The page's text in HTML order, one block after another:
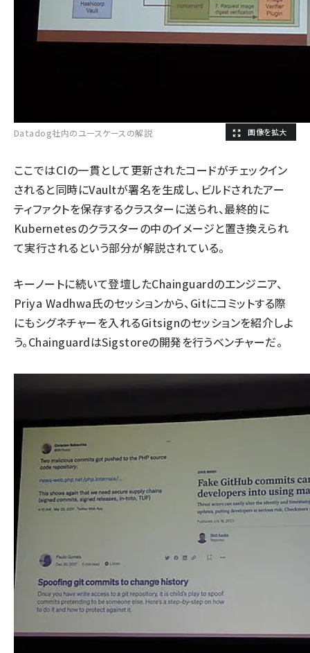
Datadog社内のユースケースの解説
ここではCIの一貫として更新されたコードがチェックイン
されると同時にVaultが署名を生成し、ビルドされたアー
ティファクトを保存するクラスターに送られ、最終的に
Kubernetesのクラスターの中のイメージと置き換えられ
て実行されるという部分が解説されている。
キーノートに続いて登壇したChainguardのエンジニア、
Priya Wadhwa氏のセッションから、Gitにコミットする際
にもシグネチャーを入れるGitsignのセッションを紹介しよ
う。ChainguardはSigstoreの開発を行うベンチャーだ。